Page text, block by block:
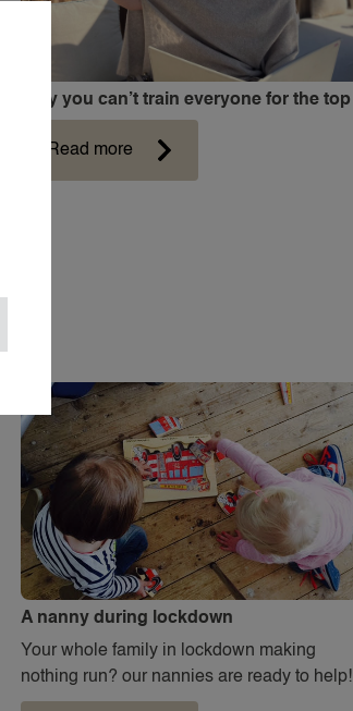
Why you can’t train everyone for the top
Read more
A nanny during lockdown
Your whole family in lockdown making
nothing run? our nannies are ready to help!